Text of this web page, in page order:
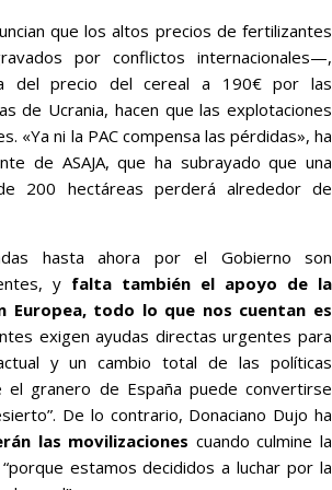
que los altos precios de fertilizantes
por conflictos internacionales—,
del precio del cereal a 190€ por las
de Ucrania, hacen que las explotaciones
«Ya ni la PAC compensa las pérdidas», ha
de ASAJA, que ha subrayado que una
200 hectáreas perderá alrededor de
hasta ahora por el Gobierno son
y falta también el apoyo de la
Europea, todo lo que nos cuentan es
exigen ayudas directas urgentes para
y un cambio total de las políticas
el granero de España puede convertirse
De lo contrario, Donaciano Dujo ha
las movilizaciones cuando culmine la
estamos decididos a luchar por la